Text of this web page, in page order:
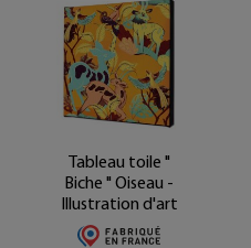
Tableau toile "
Biche " Oiseau -
Illustration d'art